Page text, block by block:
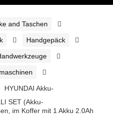
and Taschen
Handgepäck
HYUNDAI Akku-
SET (Akku-
im Koffer mit 1 Akku 2.0Ah